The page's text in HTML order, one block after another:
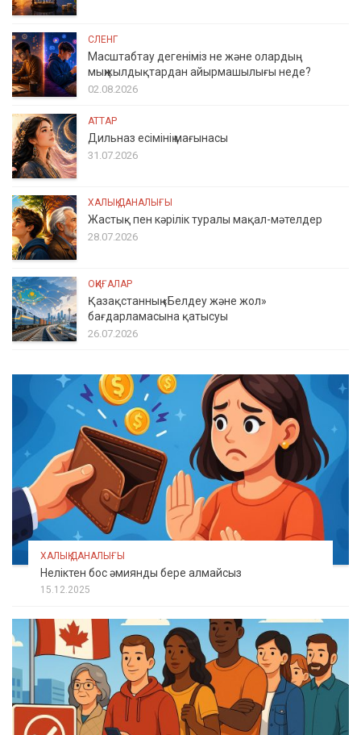
СЛЕНГ
Масштабтау дегеніміз не және олардың
мыңжылдықтардан айырмашылығы неде?
02.08.2026
АТТАР
Дильназ есімінің мағынасы
31.07.2026
ХАЛЫҚ ДАНАЛЫҒЫ
Жастық пен кәрілік туралы мақал-мәтелдер
28.07.2026
ОҚИҒАЛАР
Қазақстанның «Белдеу және жол»
бағдарламасына қатысуы
26.07.2026
ХАЛЫҚ ДАНАЛЫҒЫ
Неліктен бос әмиянды бере алмайсыз
15.12.2025